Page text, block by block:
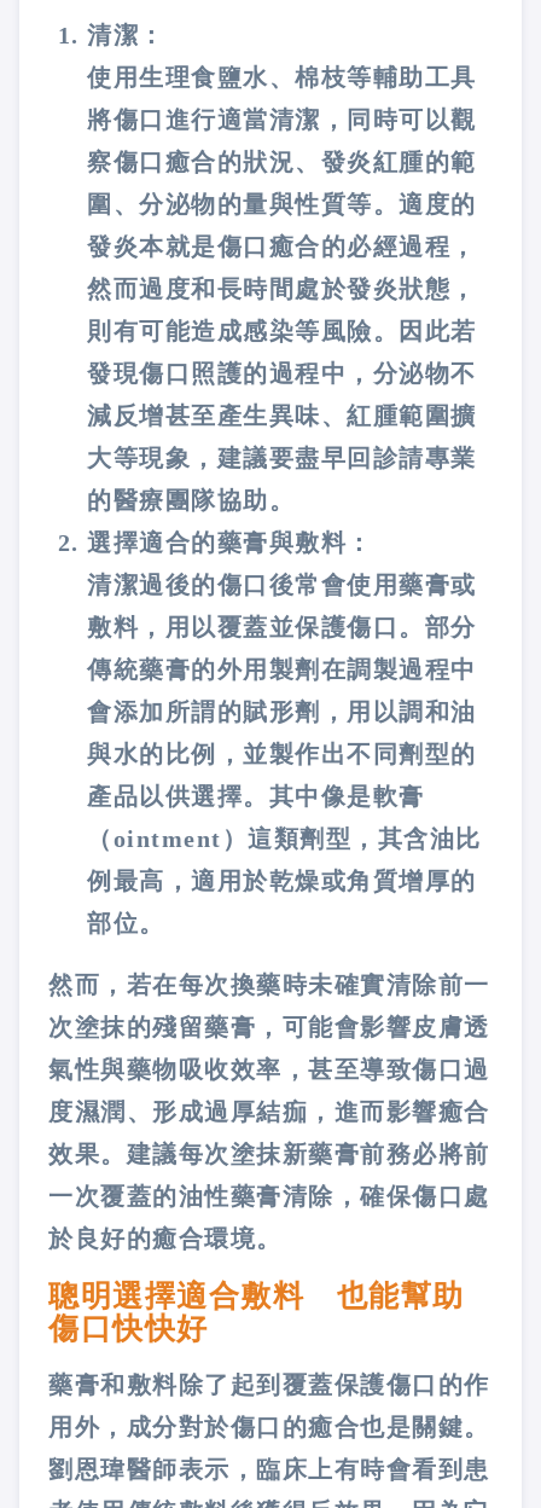
清潔：
使用生理食鹽水、棉枝等輔助工具
將傷口進行適當清潔，同時可以觀
察傷口癒合的狀況、發炎紅腫的範
圍、分泌物的量與性質等。適度的
發炎本就是傷口癒合的必經過程，
然而過度和長時間處於發炎狀態，
則有可能造成感染等風險。因此若
發現傷口照護的過程中，分泌物不
減反增甚至產生異味、紅腫範圍擴
大等現象，建議要盡早回診請專業
的醫療團隊協助。
選擇適合的藥膏與敷料：
清潔過後的傷口後常會使用藥膏或
敷料，用以覆蓋並保護傷口。部分
傳統藥膏的外用製劑在調製過程中
會添加所謂的賦形劑，用以調和油
與水的比例，並製作出不同劑型的
產品以供選擇。其中像是軟膏
（ointment）這類劑型，其含油比
例最高，適用於乾燥或角質增厚的
部位。
然而，若在每次換藥時未確實清除前一
次塗抹的殘留藥膏，可能會影響皮膚透
氣性與藥物吸收效率，甚至導致傷口過
度濕潤、形成過厚結痂，進而影響癒合
效果。建議每次塗抹新藥膏前務必將前
一次覆蓋的油性藥膏清除，確保傷口處
於良好的癒合環境。
聰明選擇適合敷料 也能幫助
傷口快快好
藥膏和敷料除了起到覆蓋保護傷口的作
用外，成分對於傷口的癒合也是關鍵。
劉恩瑋醫師表示，臨床上有時會看到患